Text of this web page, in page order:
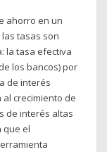
ahorro en un
tasas son
la tasa efectiva
los bancos) por
de interés
crecimiento de
de interés altas
que el